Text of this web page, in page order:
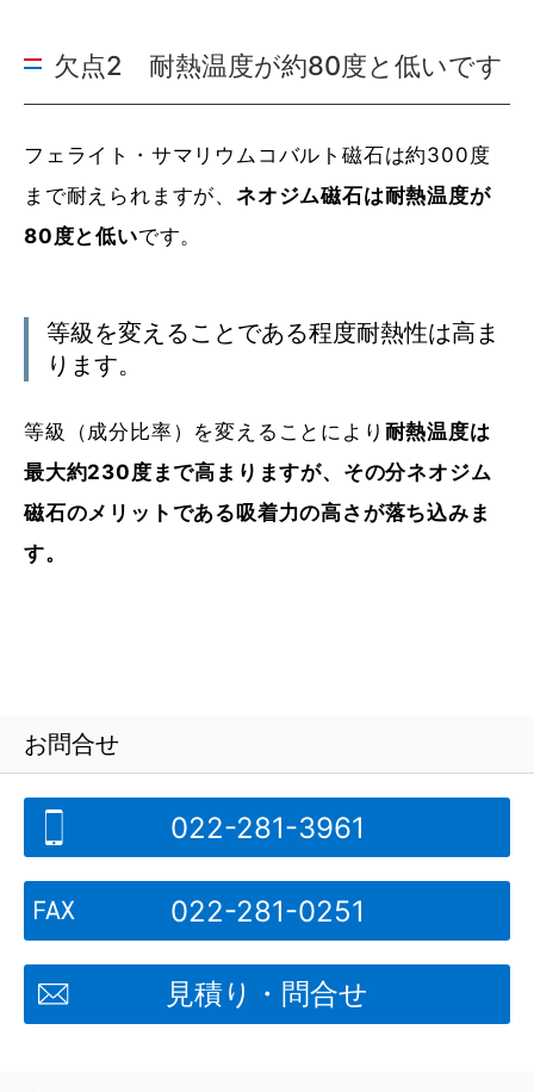
欠点2 耐熱温度が約80度と低いです
フェライト・サマリウムコバルト磁石は約300度
まで耐えられますが、 ネオジム磁石は耐熱温度が
80度と低いです。
等級を変えることである程度耐熱性は高ま
ります。
等級（成分比率）を変えることにより 耐熱温度は
最大約230度まで高まりますが、その分ネオジム
磁石のメリットである吸着力の高さが落ち込みま
す。
お問合せ
022-281-3961
022-281-0251
見積り・問合せ